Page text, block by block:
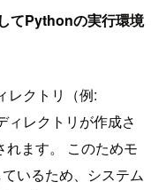
てPythonの実行環境
レクトリ（例:
レクトリが作成さ
ます。 このためモ
いるため、システム